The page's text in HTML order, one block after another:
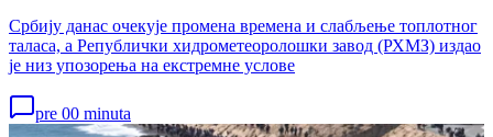
Србију данас очекује промена времена и слабљење топлотног
таласа, а Републички хидрометеоролошки завод (РХМЗ) издао
је низ упозорења на екстремне услове
pre 00 minuta